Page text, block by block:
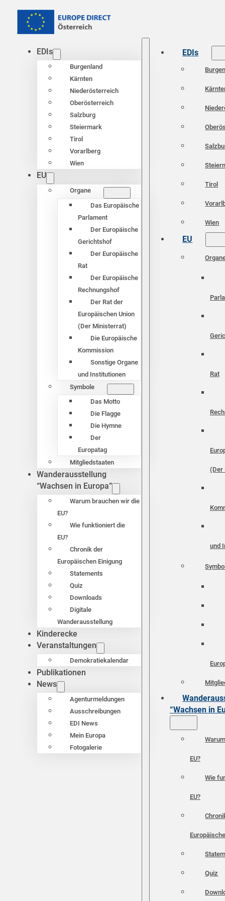
EDIs
Burgenland
Kärnten
Niederösterreich
Oberösterreich
Salzburg
Steiermark
Tirol
Vorarlberg
Wien
EU
Organe
Das Europäische
Parlament
Der Europäische
Gerichtshof
Der Europäische
Rat
Der Europäische
Rechnungshof
Der Rat der
Europäischen Union
(Der Ministerrat)
Die Europäische
Kommission
Sonstige Organe
und Institutionen
Symbole
Das Motto
Die Flagge
Die Hymne
Der
Europatag
Mitgliedstaaten
Wanderausstellung
“Wachsen in Europa”
Warum brauchen wir die
EU?
Wie funktioniert die
EU?
Chronik der
Europäischen Einigung
Statements
Quiz
Downloads
Digitale
Wanderausstellung
Kinderecke
Veranstaltungen
Demokratiekalendar
Publikationen
News
Agenturmeldungen
Ausschreibungen
EDI News
Mein Europa
Fotogalerie
EDIs
Tirol
Wien
EU
Rat
(Der
und
“Wachsen in
EU?
Wie
EU?
Quiz